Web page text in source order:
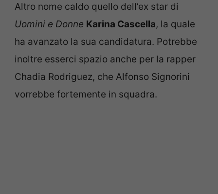
Altro nome caldo quello dell’ex star di
Uomini e Donne Karina Cascella, la quale
ha avanzato la sua candidatura. Potrebbe
inoltre esserci spazio anche per la rapper
Chadia Rodriguez, che Alfonso Signorini
vorrebbe fortemente in squadra.